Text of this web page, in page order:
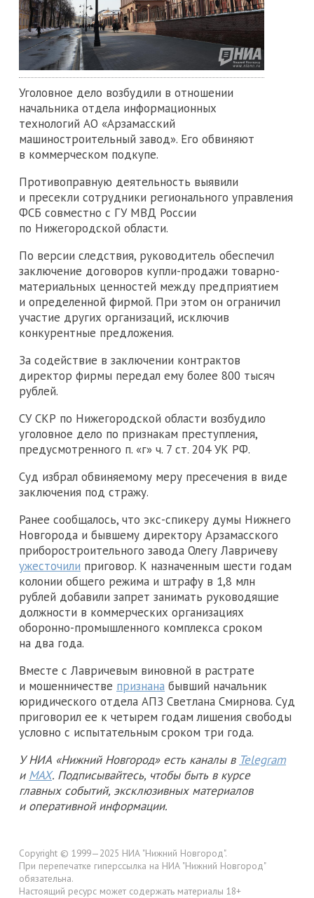
Уголовное дело возбудили в отношении
начальника отдела информационных
технологий АО «Арзамасский
машиностроительный завод». Его обвиняют
в коммерческом подкупе.
Противоправную деятельность выявили
и пресекли сотрудники регионального управления
ФСБ совместно с ГУ МВД России
по Нижегородской области.
По версии следствия, руководитель обеспечил
заключение договоров купли-продажи товарно-
материальных ценностей между предприятием
и определенной фирмой. При этом он ограничил
участие других организаций, исключив
конкурентные предложения.
За содействие в заключении контрактов
директор фирмы передал ему более 800 тысяч
рублей.
СУ СКР по Нижегородской области возбудило
уголовное дело по признакам преступления,
предусмотренного п. «г» ч. 7 ст. 204 УК РФ.
Суд избрал обвиняемому меру пресечения в виде
заключения под стражу.
Ранее сообщалось, что экс-спикеру думы Нижнего
Новгорода и бывшему директору Арзамасского
приборостроительного завода Олегу Лавричеву
ужесточили приговор. К назначенным шести годам
колонии общего режима и штрафу в 1,8 млн
рублей добавили запрет занимать руководящие
должности в коммерческих организациях
оборонно-промышленного комплекса сроком
на два года.
Вместе с Лавричевым виновной в растрате
и мошенничестве признана бывший начальник
юридического отдела АПЗ Светлана Смирнова. Суд
приговорил ее к четырем годам лишения свободы
условно с испытательным сроком три года.
У НИА «Нижний Новгород» есть каналы в Telegram
и MAX. Подписывайтесь, чтобы быть в курсе
главных событий, эксклюзивных материалов
и оперативной информации.
Copyright © 1999—2025 НИА "Нижний Новгород".
При перепечатке гиперссылка на НИА "Нижний Новгород"
обязательна.
Настоящий ресурс может содержать материалы 18+